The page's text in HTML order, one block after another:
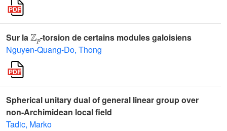
Sur la
-torsion de certains modules galoisiens
Nguyen-Quang-Do, Thong
Spherical unitary dual of general linear group over
non-Archimidean local field
Tadic, Marko